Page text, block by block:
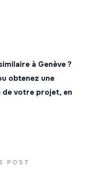
à Genève ?
obtenez une
votre projet, en
POST